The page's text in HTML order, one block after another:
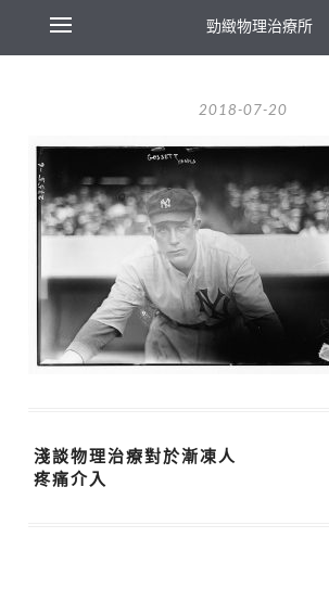
勁緻物理治療所
2018-07-20
淺談物理治療對於漸凍人
疼痛介入